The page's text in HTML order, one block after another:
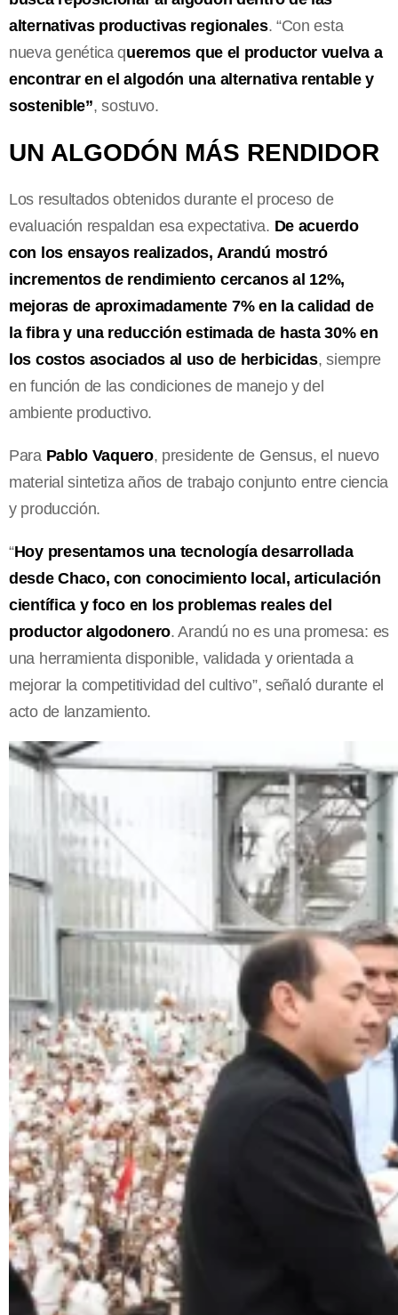
alternativas productivas regionales. “Con esta
nueva genética queremos que el productor vuelva a
encontrar en el algodón una alternativa rentable y
sostenible”, sostuvo.
UN ALGODÓN MÁS RENDIDOR
Los resultados obtenidos durante el proceso de
evaluación respaldan esa expectativa. De acuerdo
con los ensayos realizados, Arandú mostró
incrementos de rendimiento cercanos al 12%,
mejoras de aproximadamente 7% en la calidad de
la fibra y una reducción estimada de hasta 30% en
los costos asociados al uso de herbicidas, siempre
en función de las condiciones de manejo y del
ambiente productivo.
Para Pablo Vaquero, presidente de Gensus, el nuevo
material sintetiza años de trabajo conjunto entre ciencia
y producción.
“Hoy presentamos una tecnología desarrollada
desde Chaco, con conocimiento local, articulación
científica y foco en los problemas reales del
productor algodonero. Arandú no es una promesa: es
una herramienta disponible, validada y orientada a
mejorar la competitividad del cultivo”, señaló durante el
acto de lanzamiento.